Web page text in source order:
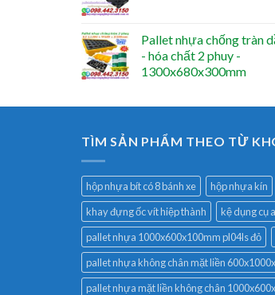
Pallet nhựa chống tràn
- hóa chất 2 phuy -
1300x680x300mm
TÌM SẢN PHẨM THEO TỪ
hộp nhựa bít có 8 bánh xe hộp nhựa kín
khay đựng ốc vít hiệp thành
kệ dụng cụ
pallet nhựa 1000x600x100mm pl04ls đỏ
pallet nhựa không chân mặt liền
pallet nhựa mặt liền không chân